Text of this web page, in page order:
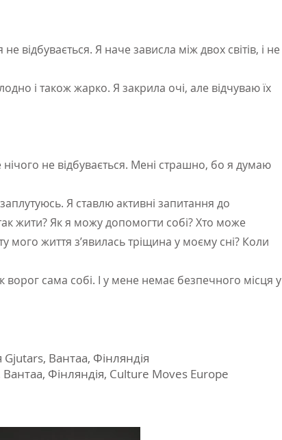
Я наче зависла між двох світів, і не
і також жарко. Я закрила очі, але відчуваю їх
не відбувається. Мені страшно, бо я думаю
Я ставлю активні запитання до
жити? Як я можу допомогти собі? Хто може
життя з’явилась тріщина у моєму сні? Коли
сама собі. І у мене немає безпечного місця у
Вантаа, Фінляндія
Вантаа, Фінляндія, Culture Moves Europe